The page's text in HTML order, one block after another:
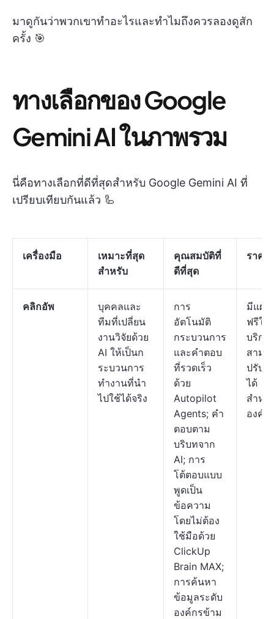
มาดูกันว่าพวกเขาทำอะไรและทำไมถึงควรลองดูสัก
ครั้ง 🎯
ทางเลือกของ Google
Gemini AI ในภาพรวม
นี่คือทางเลือกที่ดีที่สุดสำหรับ Google Gemini AI ที่
เปรียบเทียบกันแล้ว 🦾
เครื่องมือ
เหมาะที่สุด
สำหรับ
คุณสมบัติที่
ดีที่สุด
ราคา
คลิกอัพ
บุคคลและ
ทีมที่เปลี่ยน
งานวิจัยด้วย
AI ให้เป็นก
ระบวนการ
ทำงานที่นำ
ไปใช้ได้จริง
การ
อัตโนมัติ
กระบวนการ
และคำตอบ
ที่รวดเร็ว
ด้วย
Autopilot
Agents; คำ
ตอบตาม
บริบทจาก
AI; การ
โต้ตอบแบบ
พูดเป็น
ข้อความ
โดยไม่ต้อง
ใช้มือด้วย
ClickUp
Brain MAX;
การค้นหา
ข้อมูลระดับ
องค์กรข้าม
มีแผน
ฟรีให้
บริกา
สามา
ปรับแ
ได้
สำหรั
องค์ก